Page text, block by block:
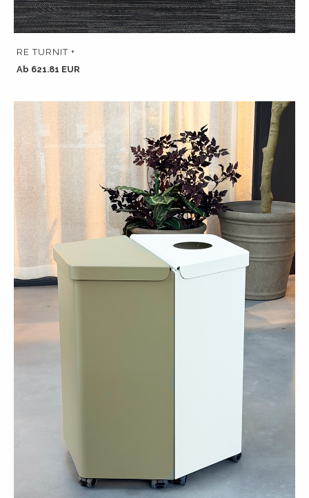
RE TURNIT +
Ab 621.81 EUR